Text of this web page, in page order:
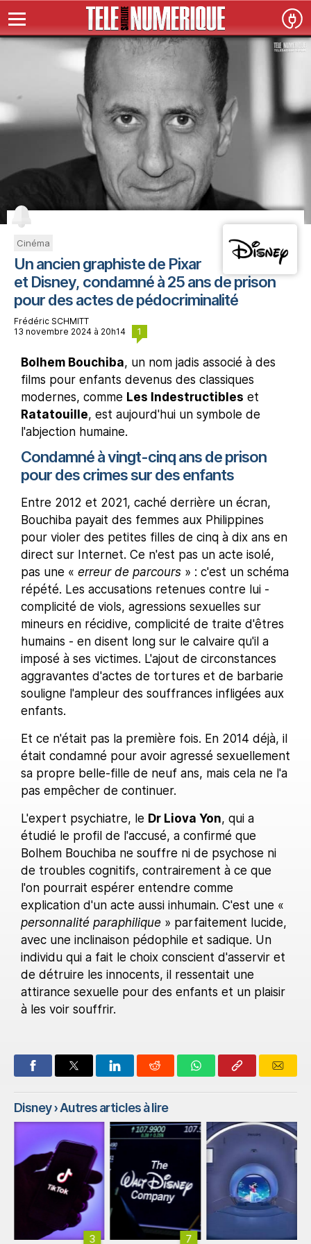
Cinéma
Un ancien graphiste de Pixar
et Disney, condamné à 25 ans de prison
pour des actes de pédocriminalité
Frédéric SCHMITT
13 novembre 2024 à 20h14
1
Bolhem Bouchiba, un nom jadis associé à des
films pour enfants devenus des classiques
modernes, comme Les Indestructibles et
Ratatouille, est aujourd'hui un symbole de
l'abjection humaine.
Condamné à vingt-cinq ans de prison
pour des crimes sur des enfants
Entre 2012 et 2021, caché derrière un écran,
Bouchiba payait des femmes aux Philippines
pour violer des petites filles de cinq à dix ans en
direct sur Internet. Ce n'est pas un acte isolé,
pas une « erreur de parcours » : c'est un schéma
répété. Les accusations retenues contre lui -
complicité de viols, agressions sexuelles sur
mineurs en récidive, complicité de traite d'êtres
humains - en disent long sur le calvaire qu'il a
imposé à ses victimes. L'ajout de circonstances
aggravantes d'actes de tortures et de barbarie
souligne l'ampleur des souffrances infligées aux
enfants.
Et ce n'était pas la première fois. En 2014 déjà, il
était condamné pour avoir agressé sexuellement
sa propre belle-fille de neuf ans, mais cela ne l'a
pas empêcher de continuer.
L'expert psychiatre, le Dr Liova Yon, qui a
étudié le profil de l'accusé, a confirmé que
Bolhem Bouchiba ne souffre ni de psychose ni
de troubles cognitifs, contrairement à ce que
l'on pourrait espérer entendre comme
explication d'un acte aussi inhumain. C'est une «
personnalité paraphilique » parfaitement lucide,
avec une inclinaison pédophile et sadique. Un
individu qui a fait le choix conscient d'asservir et
de détruire les innocents, il ressentait une
attirance sexuelle pour des enfants et un plaisir
à les voir souffrir.
Disney› Autres articles à lire
3 7